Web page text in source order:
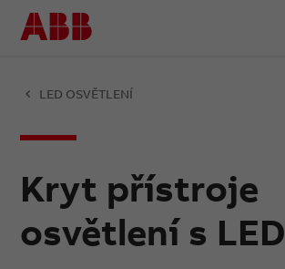
LED OSVĚTLENÍ
Kryt přístroje
osvětlení s LED